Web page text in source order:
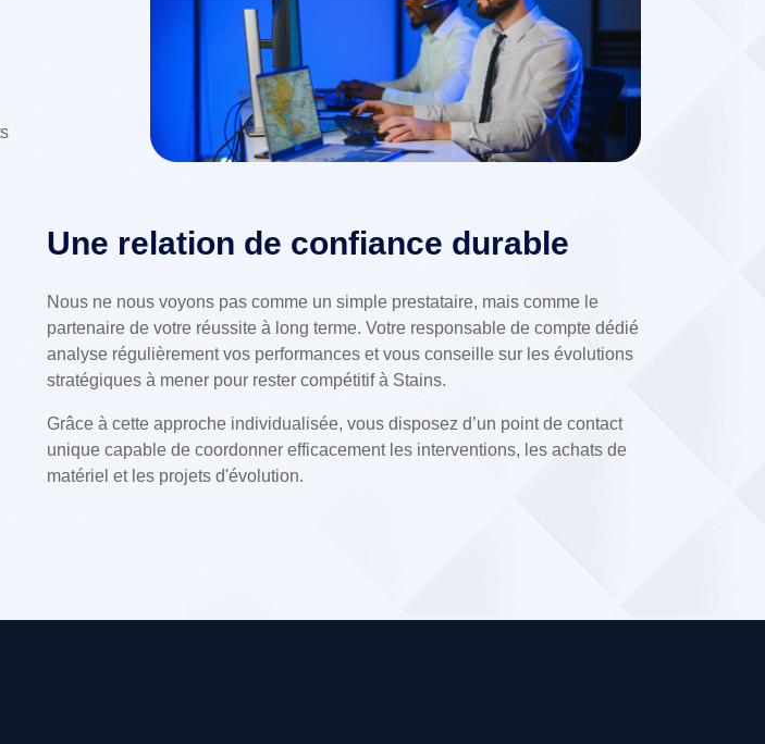
Une relation de confiance durable
Nous ne nous voyons pas comme un simple prestataire, mais comme le
partenaire de votre réussite à long terme. Votre responsable de compte dédié
analyse régulièrement vos performances et vous conseille sur les évolutions
stratégiques à mener pour rester compétitif à Stains.
Grâce à cette approche individualisée, vous disposez d’un point de contact
unique capable de coordonner efficacement les interventions, les achats de
matériel et les projets d'évolution.